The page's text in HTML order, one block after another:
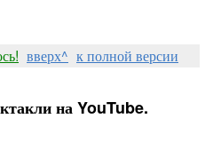
вверх^ к полной версии
на YouTube.